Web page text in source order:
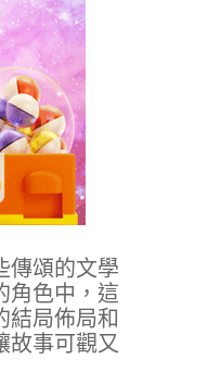
傳頌的文學
角色中，這
結局佈局和
故事可觀又